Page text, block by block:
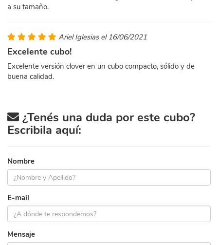
a su tamaño.
Ariel Iglesias el 16/06/2021
Excelente cubo!
Excelente versión clover en un cubo compacto, sólido y de
buena calidad.
¿Tenés una duda por este cubo?
Escribila aquí:
Nombre
E-mail
Mensaje